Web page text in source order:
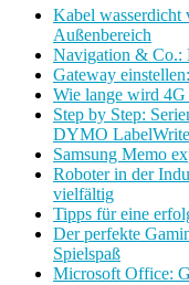
Kabel wasserdicht
Außenbereich
Navigation & Co.:
Gateway
Wie lange wird
Step by Step:
DYMO
Samsung Memo
Roboter in der
vielfältig
Tipps für eine
Der perfekte
Spielspaß
Microsoft Office: